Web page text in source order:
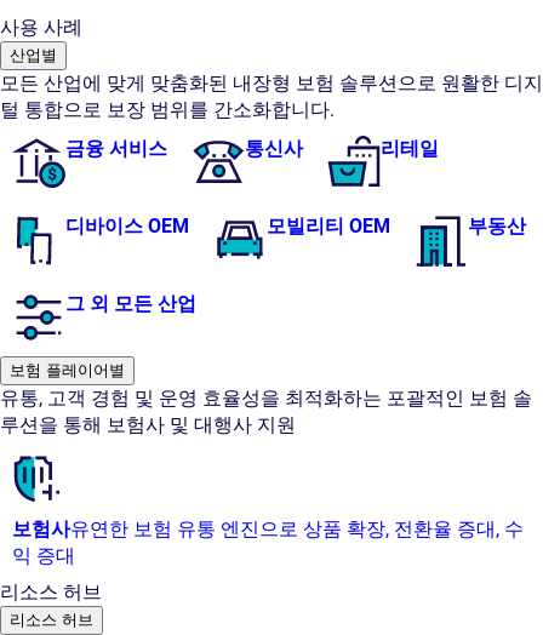
사용 사례
산업별
모든 산업에 맞게 맞춤화된 내장형 보험 솔루션으로 원활한 디지
털 통합으로 보장 범위를 간소화합니다.
금융 서비스
통신사 리테일
디바이스 OEM 모빌리티 OEM 부동산
그 외 모든 산업
보험 플레이어별
유통, 고객 경험 및 운영 효율성을 최적화하는 포괄적인 보험 솔
루션을 통해 보험사 및 대행사 지원
보험사유연한 보험 유통 엔진으로 상품 확장, 전환율 증대, 수
익 증대
리소스 허브
리소스 허브